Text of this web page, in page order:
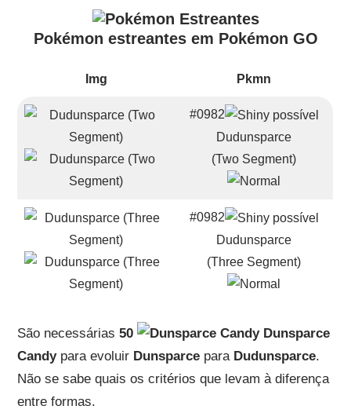
Pokémon estreantes em Pokémon GO
Img Pkmn
#0982
Dudunsparce
(Two Segment)
#0982
Dudunsparce
(Three Segment)
São necessárias 50
Dunsparce
Candypara evoluir Dunsparce para Dudunsparce.
Não se sabe quais os critérios que levam à diferença
entre formas.